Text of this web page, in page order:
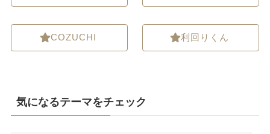
COZUCHI 利回りくん
気になるテーマをチェック